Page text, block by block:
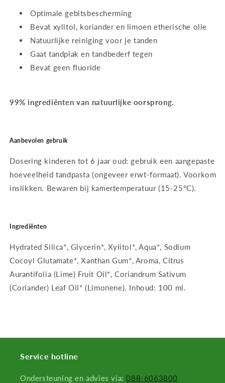
Optimale gebitsbescherming
Bevat xylitol, koriander en limoen etherische olie
Natuurlijke reiniging voor je tanden
Gaat tandplak en tandbederf tegen
Bevat geen fluoride
99% ingrediënten van natuurlijke oorsprong.
Aanbevolen gebruik
Dosering kinderen tot 6 jaar oud: gebruik een aangepaste
hoeveelheid tandpasta (ongeveer erwt-formaat). Voorkom
inslikken. Bewaren bij kamertemperatuur (15-25°C).
Ingrediënten
Hydrated Silica*, Glycerin*, Xylitol*, Aqua*, Sodium
Cocoyl Glutamate*, Xanthan Gum*, Aroma, Citrus
Aurantifolia (Lime) Fruit Oil*, Coriandrum Sativum
(Coriander) Leaf Oil* (Limonene). Inhoud: 100 ml.
Service hotline
Ondersteuning en advies via:088-6063800